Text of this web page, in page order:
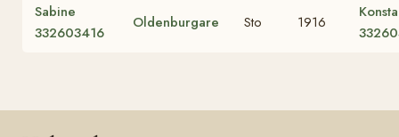
Sabine
332603416
Oldenburgare Sto 1916